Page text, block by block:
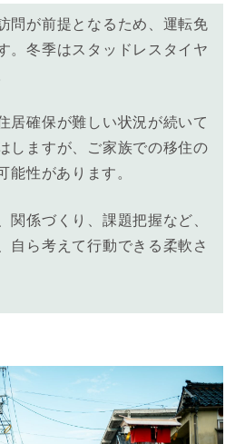
問が前提となるため、運転免
。冬季はスタッドレスタイヤ
居確保が難しい状況が続いて
しますが、ご家族での移住の
能性があります。
関係づくり、課題把握など、
自ら考えて行動できる柔軟さ